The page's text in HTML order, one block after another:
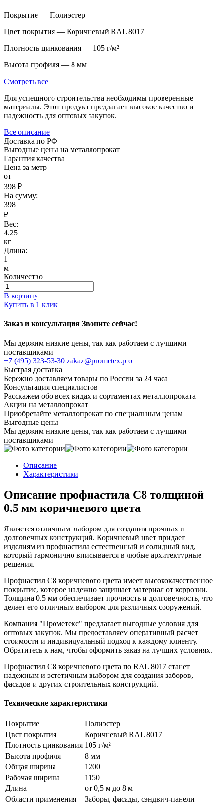
Покрытие — Полиэстер
Цвет покрытия — Коричневый RAL 8017
Плотность цинкования — 105 г/м²
Высота профиля — 8 мм
Смотреть все
Для успешного строительства необходимы проверенные
материалы. Этот продукт предлагает высокое качество и
надежность для оптовых закупок.
Все описание
Доставка по РФ
Выгодные цены на металлопрокат
Гарантия качества
Цена за метр
от
398 ₽
На сумму:
398
₽
Вес:
4.25
кг
Длина:
1
м
Количество
В корзину
Купить в 1 клик
Заказ и консультация Звоните сейчас!
Мы держим низкие цены, так как работаем с лучшими
поставщиками
+7 (495) 323-53-30 zakaz@prometex.pro
Быстрая доставка
Бережно доставляем товары по России за 24 часа
Консультация специалистов
Расскажем обо всех видах и сортаментах металлопроката
Акции на металлопрокат
Приобретайте металлопрокат по специальным ценам
Выгодные цены
Мы держим низкие цены, так как работаем с лучшими
поставщиками
Описание
Характеристики
Описание профнастила С8 толщиной
0.5 мм коричневого цвета
Является отличным выбором для создания прочных и
долговечных конструкций. Коричневый цвет придает
изделиям из профнастила естественный и солидный вид,
который гармонично вписывается в любые архитектурные
решения.
Профнастил С8 коричневого цвета имеет высококачественное
покрытие, которое надежно защищает материал от коррозии.
Толщина 0.5 мм обеспечивает прочность и долговечность, что
делает его отличным выбором для различных сооружений.
Компания "Прометекс" предлагает выгодные условия для
оптовых закупок. Мы предоставляем оперативный расчет
стоимости и индивидуальный подход к каждому клиенту.
Обратитесь к нам, чтобы оформить заказ на лучших условиях.
Профнастил С8 коричневого цвета по RAL 8017 станет
надежным и эстетичным выбором для создания заборов,
фасадов и других строительных конструкций.
Технические характеристики
Покрытие
Полиэстер
Цвет покрытия
Коричневый RAL 8017
Плотность цинкования 105 г/м²
Высота профиля
8 мм
Общая ширина
1200
Рабочая ширина
1150
Длина
от 0,5 м до 8 м
Области применения
Заборы, фасады, сэндвич-панели